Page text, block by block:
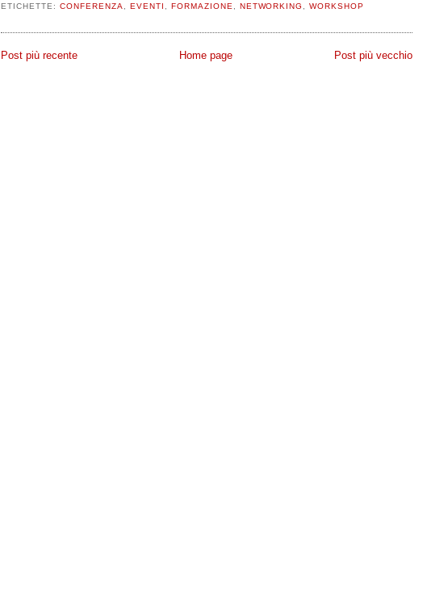
ETICHETTE: CONFERENZA EVENTI FORMAZIONE NETWORKING ,WORKSHOP
Post più recente Post più vecchio
Home page